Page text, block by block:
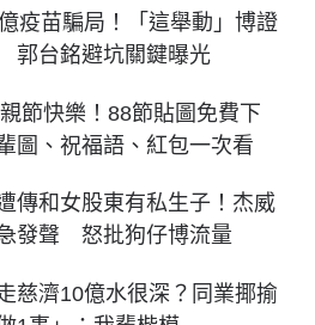
疫苗騙局！「這舉動」博證
郭台銘避坑關鍵曝光
節快樂！88節貼圖免費下
圖、祝福語、紅包一次看
傳和女股東有私生子！杰威
發聲 怒批狗仔博流量
慈濟10億水很深？同業揶揄